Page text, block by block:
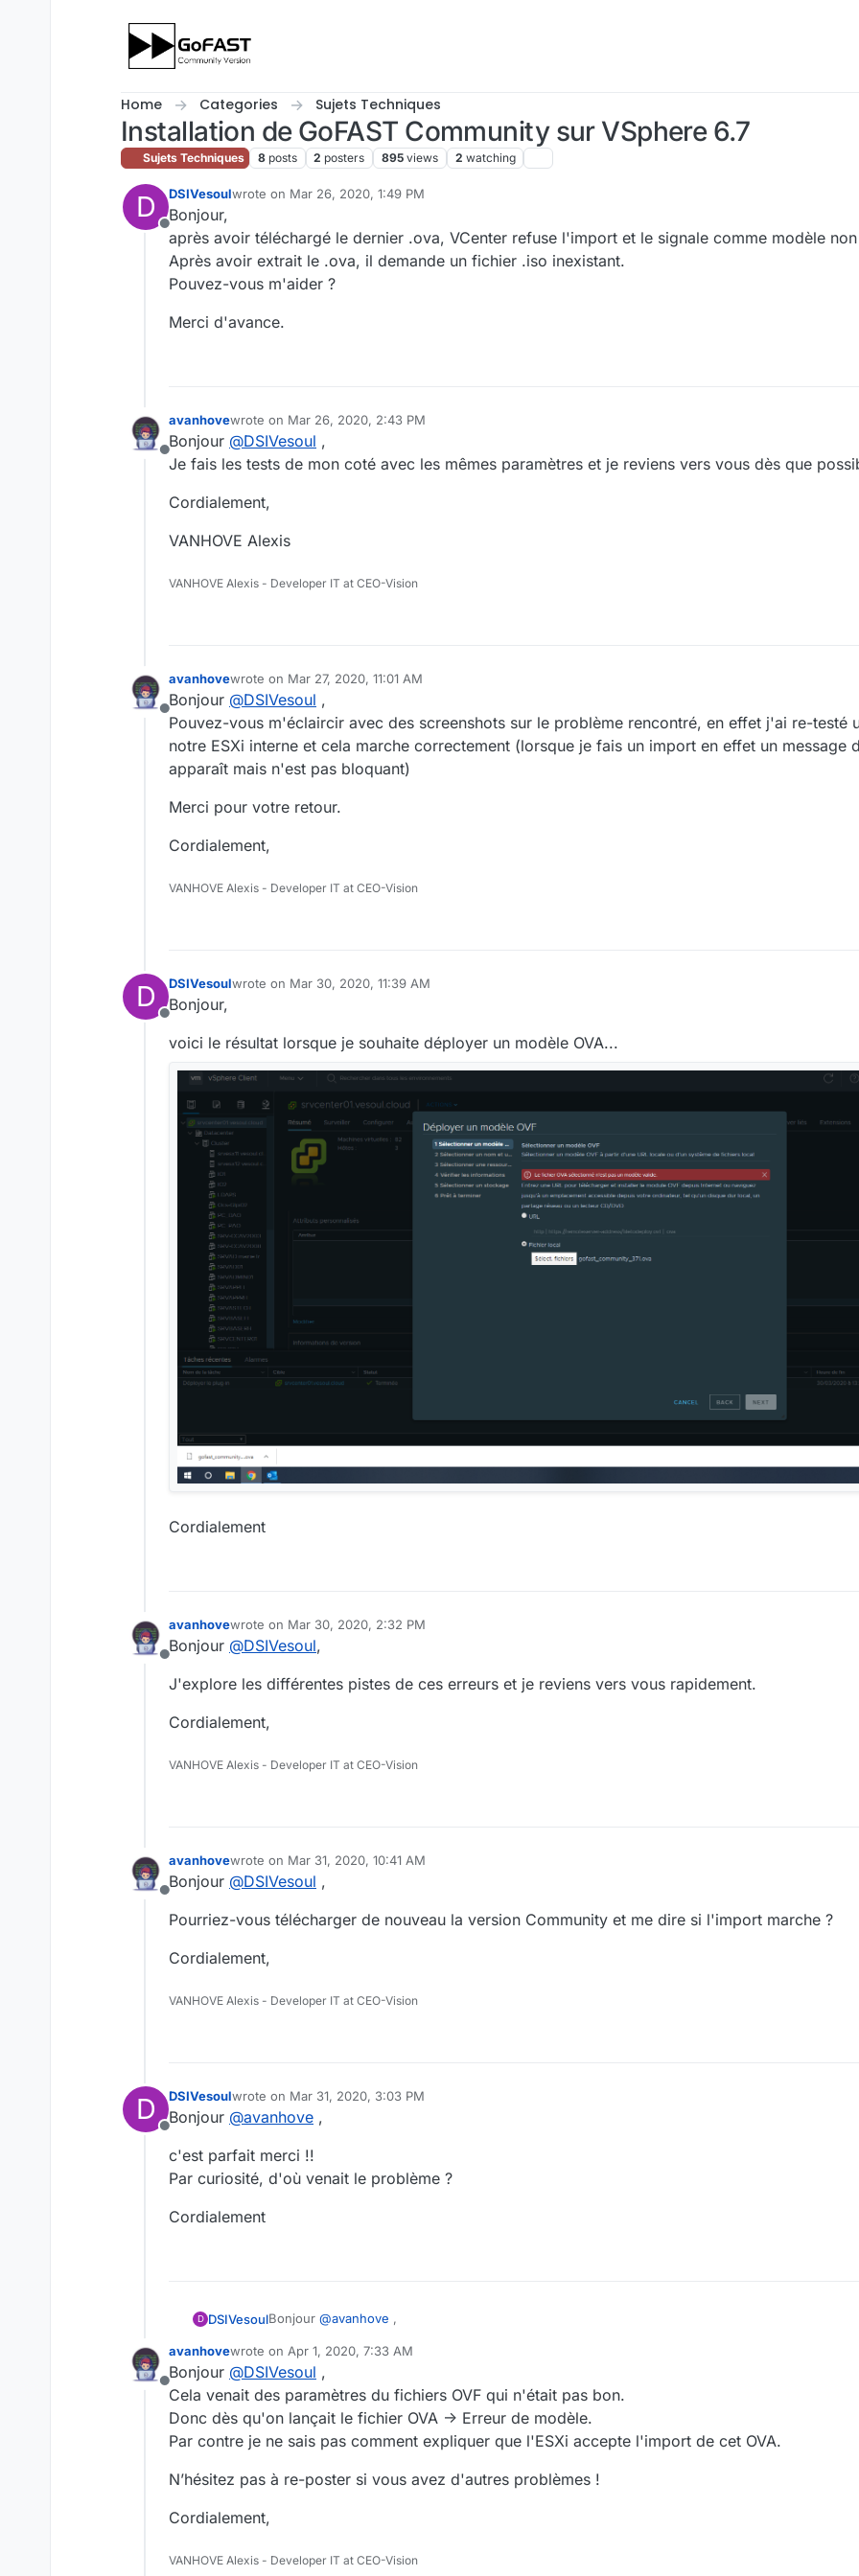
Home Categories Sujets Techniques
Installation de GoFAST Community sur VSphere 6.7
Sujets Techniques 8 posts 2 posters 895 views 2 watching
D
Offline
DSIVesoulwrote on Mar 26, 2020, 1:49 PM
last edited by
Bonjour,
après avoir téléchargé le dernier .ova, VCenter refuse l'import et le signale comme modèle
Après avoir extrait le .ova, il demande un fichier .iso inexistant.
Pouvez-vous m'aider ?
Merci d'avance.
Offline
avanhovewrote on Mar 26, 2020, 2:43 PM
last edited by
Bonjour @DSIVesoul ,
Je fais les tests de mon coté avec les mêmes paramètres et je reviens vers vous dès que
Cordialement,
VANHOVE Alexis
VANHOVE Alexis - Developer IT at CEO-Vision
Offline
avanhovewrote on Mar 27, 2020, 11:01 AM
last edited by
Bonjour @DSIVesoul ,
Pouvez-vous m'éclaircir avec des screenshots sur le problème rencontré, en effet j'ai re-testé
notre ESXi interne et cela marche correctement (lorsque je fais un import en effet un message
apparaît mais n'est pas bloquant)
Merci pour votre retour.
Cordialement,
VANHOVE Alexis - Developer IT at CEO-Vision
D
Offline
DSIVesoulwrote on Mar 30, 2020, 11:39 AM
last edited by
Bonjour,
voici le résultat lorsque je souhaite déployer un modèle OVA...
Cordialement
Offline
avanhovewrote on Mar 30, 2020, 2:32 PM
last edited by
Bonjour @DSIVesoul,
J'explore les différentes pistes de ces erreurs et je reviens vers vous rapidement.
Cordialement,
VANHOVE Alexis - Developer IT at CEO-Vision
Offline
avanhovewrote on Mar 31, 2020, 10:41 AM
last edited by
Bonjour @DSIVesoul ,
Pourriez-vous télécharger de nouveau la version Community et me dire si l'import marche ?
Cordialement,
VANHOVE Alexis - Developer IT at CEO-Vision
D
Offline
DSIVesoulwrote on Mar 31, 2020, 3:03 PM
last edited by
Bonjour @avanhove ,
c'est parfait merci !!
Par curiosité, d'où venait le problème ?
Cordialement
D DSIVesoulBonjour @avanhove ,
c'est parfait merci !!
Par curiosité, d'où venait le problème ?
Cordialement
Offline
avanhovewrote on Apr 1, 2020, 7:33 AM
last edited by avanhoveApr 1, 2020, 9:33 AM
Bonjour @DSIVesoul ,
Cela venait des paramètres du fichiers OVF qui n'était pas bon.
Donc dès qu'on lançait le fichier OVA -> Erreur de modèle.
Par contre je ne sais pas comment expliquer que l'ESXi accepte l'import de cet OVA.
N’hésitez pas à re-poster si vous avez d'autres problèmes !
Cordialement,
VANHOVE Alexis - Developer IT at CEO-Vision